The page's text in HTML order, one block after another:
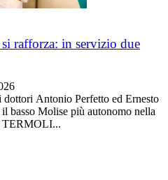
rafforza: in servizio due
dottori Antonio Perfetto ed Ernesto
basso Molise più autonomo nella
TERMOLI...